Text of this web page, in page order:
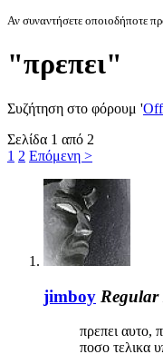
Αν συναντήσετε οποιοδήποτε
"πρεπει"
Συζήτηση στο φόρουμ '
Σελίδα 1 από 2
1 2 Επόμενη >
jimboy Regular
πρεπει αυτο,
ποσο τελικα